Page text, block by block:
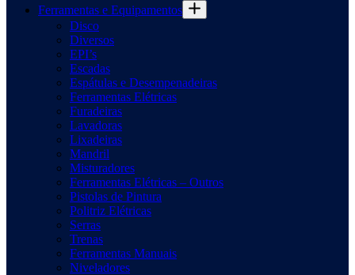
Ferramentas e Equipamentos
Disco
Diversos
EPI’s
Escadas
Espátulas e Desempenadeiras
Ferramentas Elétricas
Furadeiras
Lavadoras
Lixadeiras
Mandril
Misturadores
Ferramentas Elétricas – Outros
Pistolas de Pintura
Politriz Elétricas
Serras
Trenas
Ferramentas Manuais
Niveladores